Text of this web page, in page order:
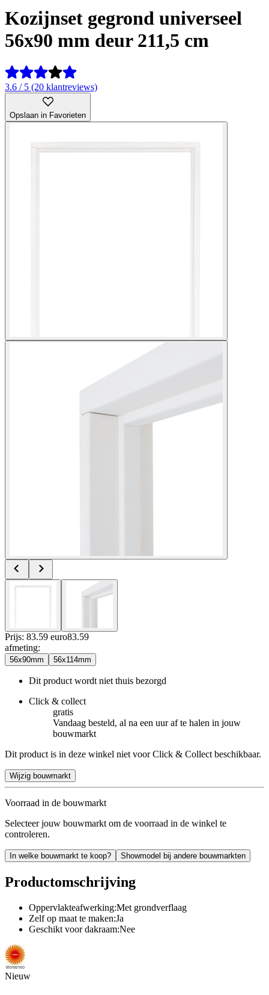
Kozijnset gegrond universeel
56x90 mm deur 211,5 cm
3.6 / 5 (20 klantreviews)
Opslaan in Favorieten
Prijs: 83.59 euro83.59
afmeting:
56x90mm 56x114mm
Dit product wordt niet thuis bezorgd
Click & collect
gratis
Vandaag besteld, al na een uur af te halen in jouw
bouwmarkt
Dit product is in deze winkel niet voor Click & Collect beschikbaar.
Wijzig bouwmarkt
Voorraad in de bouwmarkt
Selecteer jouw bouwmarkt om de voorraad in de winkel te
controleren.
In welke bouwmarkt te koop? Showmodel bij andere bouwmarkten
Productomschrijving
Oppervlakteafwerking:Met grondverflaag
Zelf op maat te maken:Ja
Geschikt voor dakraam:Nee
Nieuw